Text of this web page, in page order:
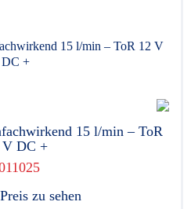
15 l/min – ToR
V DC +
zu sehen